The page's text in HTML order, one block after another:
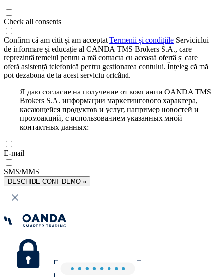
Check all consents
Confirm că am citit și am acceptat Termenii și condițiile Serviciului
de informare și educație al OANDA TMS Brokers S.A., care
reprezintă temeiul pentru a mă contacta cu această ofertă și care
oferă asistență telefonică pentru gestionarea contului. Înțeleg că mă
pot dezabona de la acest serviciu oricând.
Я даю согласие на получение от компании OANDA TMS
Brokers S.A. информации маркетингового характера,
касающейся продуктов и услуг, например новостей и
промоакций, с использованием указанных мной
контактных данных:
E-mail
SMS/MMS
DESCHIDE CONT DEMO »